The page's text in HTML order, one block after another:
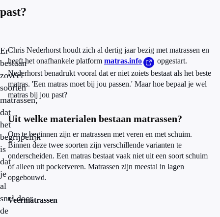
past?
Er
bestaan
zoveel
soorten
matrassen,
dat
het
begrijpelijk
is
dat
je
al
snel door
de
Chris Nederhorst houdt zich al dertig jaar bezig met matrassen en
heeft het onafhankele platform matras.info
opgestart.
Nederhorst benadrukt vooral dat er niet zoiets bestaat als het beste
matras. 'Een matras moet bij jou passen.' Maar hoe bepaal je wel
matras bij jou past?
Uit welke materialen bestaan matrassen?
Om te beginnen zijn er matrassen met veren en met schuim.
Binnen deze twee soorten zijn verschillende varianten te
onderscheiden. Een matras bestaat vaak niet uit een soort schuim
of alleen uit pocketveren. Matrassen zijn meestal in lagen
opgebouwd.
Veermatrassen